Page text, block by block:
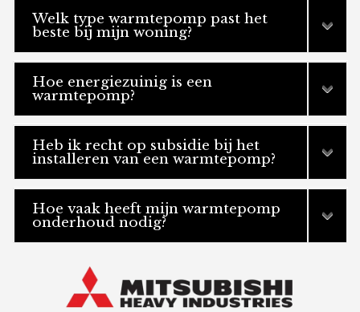
Welk type warmtepomp past het
beste bij mijn woning?
Hoe energiezuinig is een
warmtepomp?
Heb ik recht op subsidie bij het
installeren van een warmtepomp?
Hoe vaak heeft mijn warmtepomp
onderhoud nodig?